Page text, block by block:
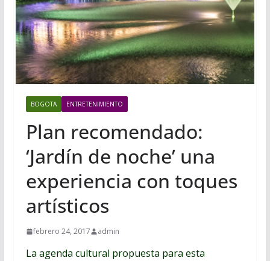
BOGOTA ENTRETENIMIENTO
Plan recomendado:
‘Jardín de noche’ una
experiencia con toques
artísticos
febrero 24, 2017 admin
La agenda cultural propuesta para esta